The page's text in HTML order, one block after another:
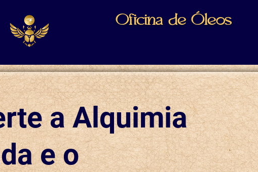
Oficina de Óleos
a Alquimia
e o